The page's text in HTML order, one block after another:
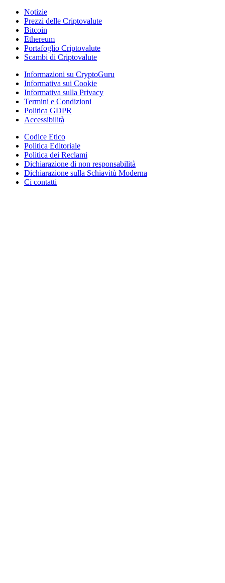
Notizie
Prezzi delle Criptovalute
Bitcoin
Ethereum
Portafoglio Criptovalute
Scambi di Criptovalute
Informazioni su CryptoGuru
Informativa sui Cookie
Informativa sulla Privacy
Termini e Condizioni
Politica GDPR
Accessibilità
Codice Etico
Politica Editoriale
Politica dei Reclami
Dichiarazione di non responsabilità
Dichiarazione sulla Schiavitù Moderna
Ci contatti